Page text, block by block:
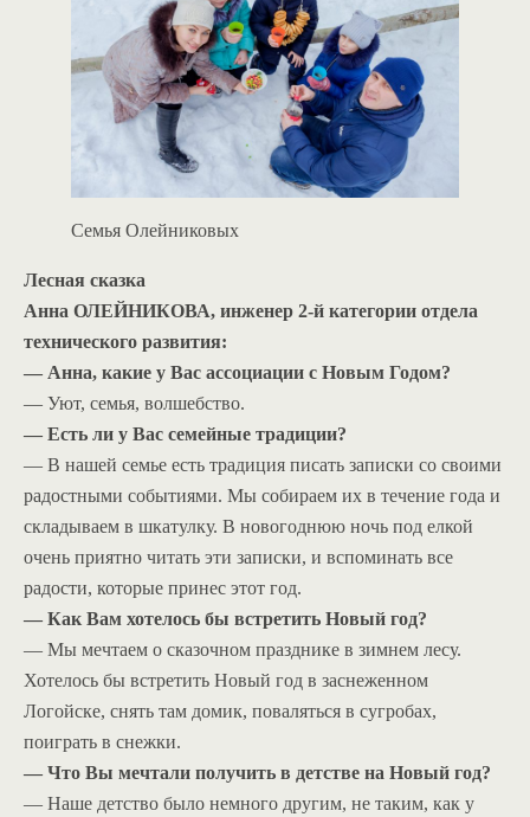
Семья Олейниковых
Лесная сказка
Анна ОЛЕЙНИКОВА, инженер 2-й категории отдела
технического развития:
— Анна, какие у Вас ассоциации с Новым Годом?
— Уют, семья, волшебство.
— Есть ли у Вас семейные традиции?
— В нашей семье есть традиция писать записки со своими
радостными событиями. Мы собираем их в течение года и
складываем в шкатулку. В новогоднюю ночь под елкой
очень приятно читать эти записки, и вспоминать все
радости, которые принес этот год.
— Как Вам хотелось бы встретить Новый год?
— Мы мечтаем о сказочном празднике в зимнем лесу.
Хотелось бы встретить Новый год в заснеженном
Логойске, снять там домик, поваляться в сугробах,
поиграть в снежки.
— Что Вы мечтали получить в детстве на Новый год?
— Наше детство было немного другим, не таким, как у